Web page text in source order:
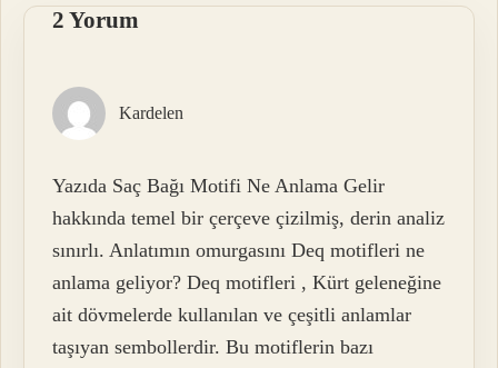
2 Yorum
Kardelen
Yazıda Saç Bağı Motifi Ne Anlama Gelir
hakkında temel bir çerçeve çizilmiş, derin analiz
sınırlı. Anlatımın omurgasını Deq motifleri ne
anlama geliyor? Deq motifleri , Kürt geleneğine
ait dövmelerde kullanılan ve çeşitli anlamlar
taşıyan sembollerdir. Bu motiflerin bazı